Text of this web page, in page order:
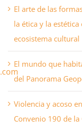
.com
El arte de las
la ética y la estética
ecosistema cultural
El mundo que
del Panorama
Violencia y acoso
Convenio 190 de la